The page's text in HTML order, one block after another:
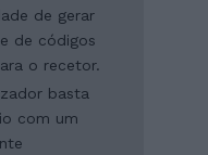
de gerar
de códigos
o recetor.
basta
com um